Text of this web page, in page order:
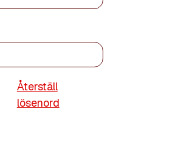
Återställ
lösenord